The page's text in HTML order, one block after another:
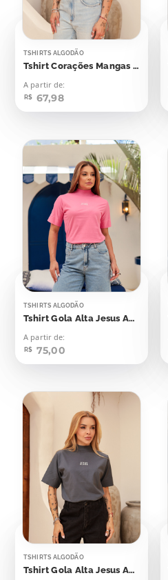
TSHIRTS ALGODÃO
Tshirt Corações Mangas Aplicação
A partir de:
R$ 67,98
TSHIRTS ALGODÃO
Tshirt Gola Alta Jesus Aplicação
A partir de:
R$ 75,00
TSHIRTS ALGODÃO
Tshirt Gola Alta Jesus Aplicação